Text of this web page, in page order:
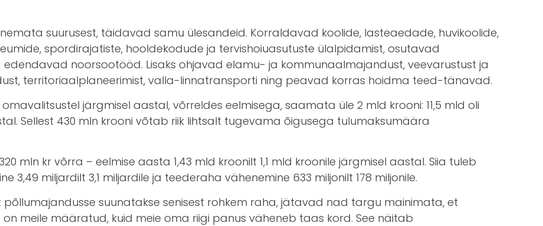
suurusest, täidavad samu ülesandeid. Korraldavad koolide, lasteaedade, huvikoolide,
spordirajatiste, hooldekodude ja tervishoiuasutuste ülalpidamist, osutavad
noorsootööd. Lisaks ohjavad elamu- ja kommunaalmajandust, veevarustust ja
territoriaalplaneerimist, valla-linnatransporti ning peavad korras hoidma teed-tänavad.
järgmisel aastal, võrreldes eelmisega, saamata üle 2 mld krooni: 11,5 mld oli
Sellest 430 mln krooni võtab riik lihtsalt tugevama õigusega tulumaksumäära
mln kr võrra – eelmise aasta 1,43 mld kroonilt 1,1 mld kroonile järgmisel aastal. Siia tuleb
3,49 miljardilt 3,1 miljardile ja teederaha vähenemine 633 miljonilt 178 miljonile.
põllumajandusse suunatakse senisest rohkem raha, jätavad nad targu mainimata, et
meile määratud, kuid meie oma riigi panus väheneb taas kord. See näitab